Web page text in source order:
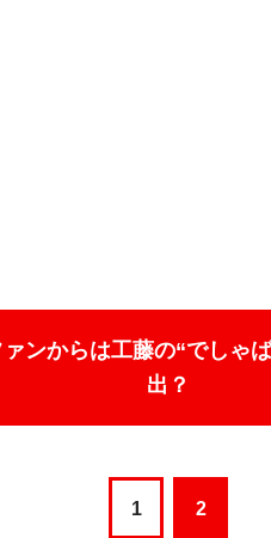
ァンからは工藤の“でしゃ
出？
1 2